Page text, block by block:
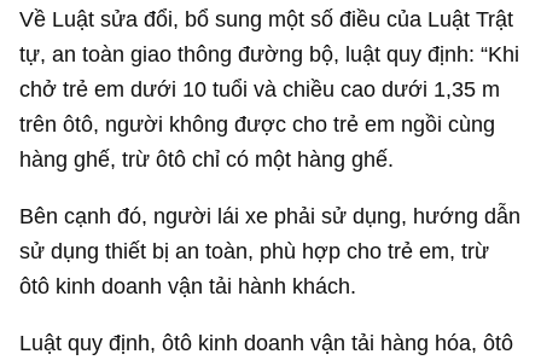
Về Luật sửa đổi, bổ sung một số điều của Luật Trật
tự, an toàn giao thông đường bộ, luật quy định: “Khi
chở trẻ em dưới 10 tuổi và chiều cao dưới 1,35 m
trên ôtô, người không được cho trẻ em ngồi cùng
hàng ghế, trừ ôtô chỉ có một hàng ghế.
Bên cạnh đó, người lái xe phải sử dụng, hướng dẫn
sử dụng thiết bị an toàn, phù hợp cho trẻ em, trừ
ôtô kinh doanh vận tải hành khách.
Luật quy định, ôtô kinh doanh vận tải hàng hóa, ôtô